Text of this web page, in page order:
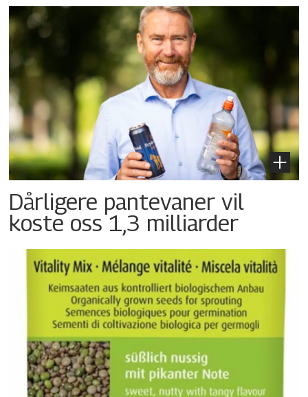
Dårligere pantevaner vil
koste oss 1,3 milliarder